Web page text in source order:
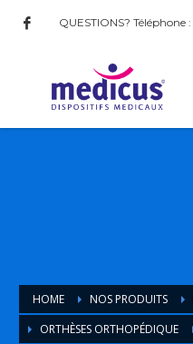
QUESTIONS? Téléphone :
HOME NOS PRODUITS
ORTHÈSES ORTHOPÉDIQUE